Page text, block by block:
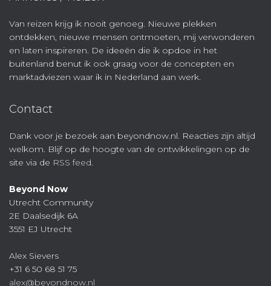
Van reizen krijg ik nooit genoeg. Nieuwe plekken
ontdekken, nieuwe mensen ontmoeten, mij verwonderen
en laten inspireren. De ideeën die ik opdoe in het
buitenland benut ik ook graag voor de concepten en
marktadviezen waar ik in Nederland aan werk.
Contact
Dank voor je bezoek aan beyondnow.nl. Reacties zijn altijd
welkom. Blijf op de hoogte van de ontwikkelingen op de
site via de RSS feed.
Beyond Now
Utrecht Community
2E Daalsedijk 6A
3551 EJ Utrecht
Alex Sievers
+31 6 50 68 51 75
alex@beyondnow.nl